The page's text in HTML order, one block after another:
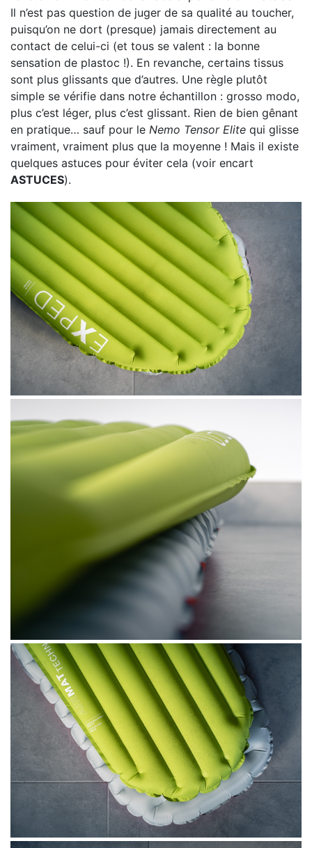
Il n’est pas question de juger de sa qualité au toucher,
puisqu’on ne dort (presque) jamais directement au
contact de celui-ci (et tous se valent : la bonne
sensation de plastoc !). En revanche, certains tissus
sont plus glissants que d’autres. Une règle plutôt
simple se vérifie dans notre échantillon : grosso modo,
plus c’est léger, plus c’est glissant. Rien de bien gênant
en pratique… sauf pour le Nemo Tensor Elite qui glisse
vraiment, vraiment plus que la moyenne ! Mais il existe
quelques astuces pour éviter cela (voir encart
ASTUCES).